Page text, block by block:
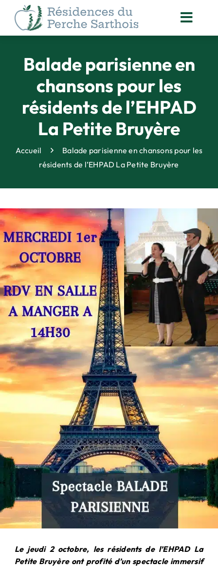
Passer
contenu
DES RÉSIDENTS
NOS
ACTUALITÉS
ORGANISATION
DES SOINS
ANIMATION
& VIE SOCIALE
DROITS DES PERSONNES
PARTENARIAT
& MÉCÉNAT
Balade parisienne en
chansons pour les
résidents de l’EHPAD
La Petite Bruyère
Accueil
Balade parisienne en chansons pour les
résidents de l’EHPAD La Petite Bruyère
Le jeudi 2 octobre, les résidents de l’EHPAD La
Petite Bruyère ont profité d’un spectacle immersif